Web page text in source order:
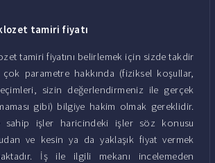
tamiri fiyatı
tamiri fiyatını belirlemek için sizde takdir
parametre hakkında (fiziksel koşullar,
sizin değerlendirmeniz ile gerçek
gibi) bilgiye hakim olmak gereklidir.
sahip işler haricindeki işler söz konusu
ve kesin ya da yaklaşık fiyat vermek
İş ile ilgili mekanı incelemeden